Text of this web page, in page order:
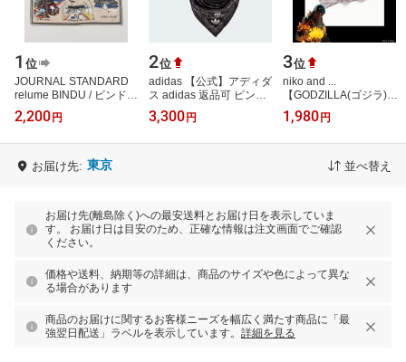
1 位
JOURNAL STANDARD
relume BINDU / ビンドゥ
ー マップ バンダナ ジャ
ーナル スタンダード レ
2,200 円
2位
adidas 【公式】アディダ
ス adidas 返品可 ピン&
スカーフ アディダス フ
ァッション雑貨 スカー
3,300 円
3位
niko and ...
【GODZILLA(ゴジラ)】
コラボプリントバンダナ
ニコアンド ファッション
1,980 円
お届け先: 東京 並べ替え
お届け先(離島除く)への最安送料とお届け日を表示していま
す。 お届け日は目安のため、正確な情報は注文画面でご確認
ください。
価格や送料、納期等の詳細は、商品のサイズや色によって異な
る場合があります
商品のお届けに関するお客様ニーズを幅広く満たす商品に「最
強翌日配送」ラベルを表示しています。 詳細を見る